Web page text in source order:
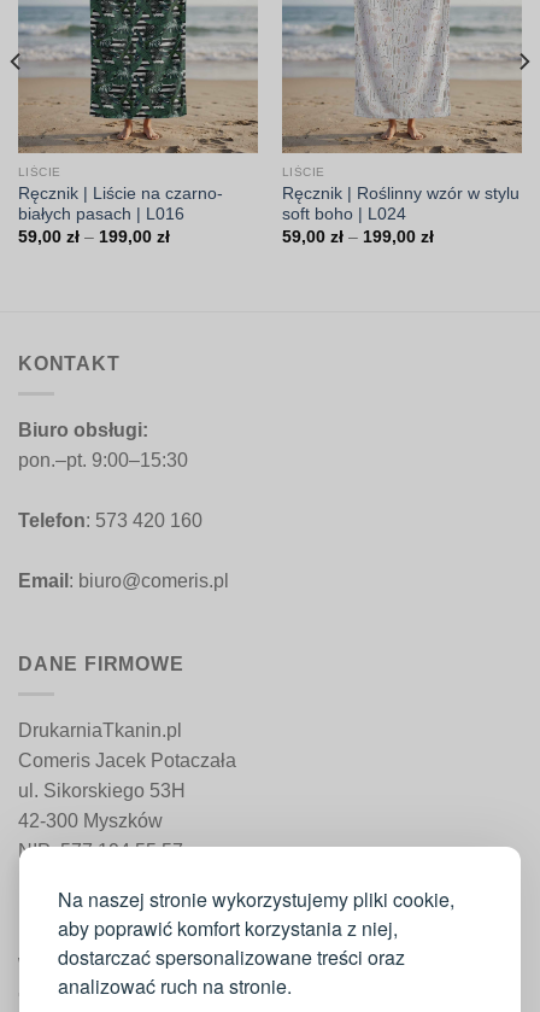
Na naszej stronie wykorzystujemy pliki cookie,
aby poprawić komfort korzystania z niej,
dostarczać spersonalizowane treści oraz
analizować ruch na stronie.
LIŚCIE
Ręcznik | Liście na czarno-
białych pasach | L016
59,00 zł – 199,00 złZakres
LIŚCIE
Ręcznik | Roślinny wzór w stylu
soft boho | L024
59,00 zł – 199,00 złZakres
KONTAKT
Biuro obsługi:
pon.–pt. 9:00–15:30
Telefon: 573 420 160
Email : biuro@comeris.pl
DANE FIRMOWE
DrukarniaTkanin.pl
Comeris Jacek Potaczała
ul. Sikorskiego 53H
42-300 Myszków
NIP: 577 194 55 57
WAŻNE INFORMACJE